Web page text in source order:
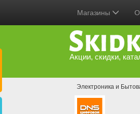
Магазины О
Акции, скидки,
Электроника и